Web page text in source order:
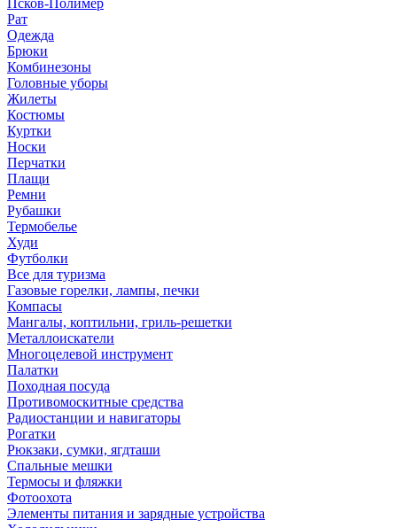
Псков-Полимер
Рат
Одежда
Брюки
Комбинезоны
Головные уборы
Жилеты
Костюмы
Куртки
Носки
Перчатки
Плащи
Ремни
Рубашки
Термобелье
Худи
Футболки
Все для туризма
Газовые горелки, лампы, печки
Компасы
Мангалы, коптильни, гриль-решетки
Металлоискатели
Многоцелевой инструмент
Палатки
Походная посуда
Противомоскитные средства
Радиостанции и навигаторы
Рогатки
Рюкзаки, сумки, ягдташи
Спальные мешки
Термосы и фляжки
Фотоохота
Элементы питания и зарядные устройства